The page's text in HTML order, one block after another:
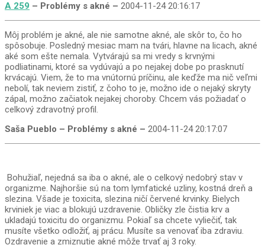
A 259 – Problémy s akné – 2004-11-24 20:16:17
Môj problém je akné, ale nie samotne akné, ale skôr to, čo ho
spôsobuje. Posledný mesiac mam na tvári, hlavne na licach, akné
aké som ešte nemala. Vytvárajú sa mi vredy s krvnými
podliatinami, ktoré sa vydúvajú a po nejakej dobe po prasknutí
krvácajú. Viem, že to ma vnútornú príčinu, ale keďže ma nič veľmi
nebolí, tak neviem zistiť, z čoho to je, možno ide o nejaký skryty
zápal, možno začiatok nejakej choroby. Chcem vás požiadať o
celkový zdravotný profil.
Saša Pueblo – Problémy s akné – 2004-11-24 20:17:07
Bohužiaľ, nejedná sa iba o akné, ale o celkový nedobrý stav v
organizme. Najhoršie sú na tom lymfatické uzliny, kostná dreň a
slezina. Všade je toxicita, slezina ničí červené krvinky. Bielych
krviniek je viac a blokujú uzdravenie. Obličky zle čistia krv a
ukladajú toxicitu do organizmu. Pokiaľ sa chcete vyliečiť, tak
musíte všetko odložiť, aj prácu. Musíte sa venovať iba zdraviu.
Ozdravenie a zmiznutie akné môže trvať aj 3 roky.